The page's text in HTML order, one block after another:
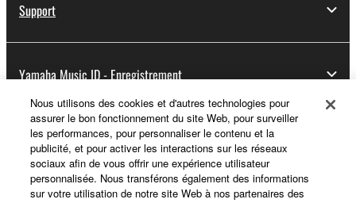
Support
Yamaha Music ID - Enregistrement
A propos de Yamaha
France - French
Nous utilisons des cookies et d'autres technologies pour
assurer le bon fonctionnement du site Web, pour surveiller
les performances, pour personnaliser le contenu et la
publicité, et pour activer les interactions sur les réseaux
sociaux afin de vous offrir une expérience utilisateur
personnalisée. Nous transférons également des informations
sur votre utilisation de notre site Web à nos partenaires des